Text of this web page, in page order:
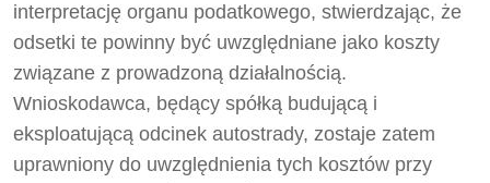
interpretację organu podatkowego, stwierdzając, że
odsetki te powinny być uwzględniane jako koszty
związane z prowadzoną działalnością.
Wnioskodawca, będący spółką budującą i
eksploatującą odcinek autostrady, zostaje zatem
uprawniony do uwzględnienia tych kosztów przy